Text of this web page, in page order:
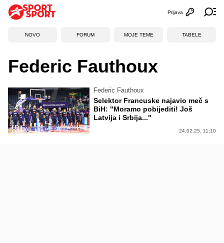
Otvori
Prijava
NOVO FORUM MOJE TEME TABELE
Federic Fauthoux
Federic Fauthoux
Selektor Francuske najavio meč s
BiH: "Moramo pobijediti! Još
Latvija i Srbija..."
24.02.25. 11:10